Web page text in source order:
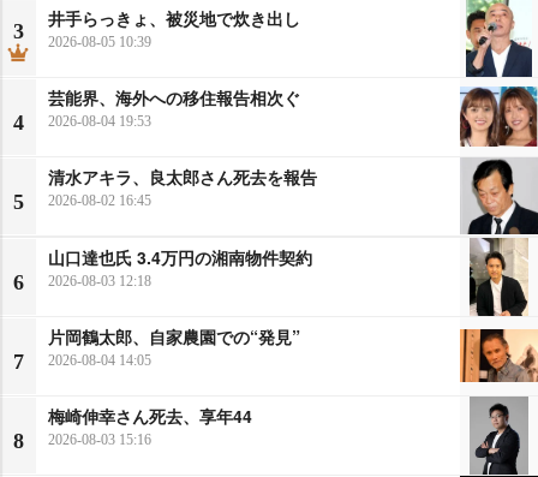
3
井手らっきょ、被災地で炊き出し
2026-08-05 10:39
4
芸能界、海外への移住報告相次ぐ
2026-08-04 19:53
5
清水アキラ、良太郎さん死去を報告
2026-08-02 16:45
6
山口達也氏 3.4万円の湘南物件契約
2026-08-03 12:18
7
片岡鶴太郎、自家農園での“発見”
2026-08-04 14:05
8
梅崎伸幸さん死去、享年44
2026-08-03 15:16